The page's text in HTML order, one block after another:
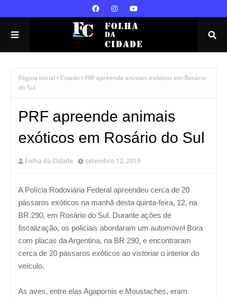
Página inicial Estado
PRF apreende animais exóticos em Rosário
do Sul
PRF apreende animais
exóticos em Rosário do Sul
Folha da Cidade setembro 12, 2019
A Polícia Rodoviária Federal apreendeu cerca de 20
pássaros exóticos na manhã desta quinta-feira, 12, na
BR 290, em Rosário do Sul. Durante ações de
fiscalização, os policiais abordaram um automóvel Bora
com placas da Argentina, na BR 290, e encontraram
cerca de 20 pássaros exóticos ao vistoriar o interior do
veículo.
As aves, entre elas Agapornis e Moustaches, eram